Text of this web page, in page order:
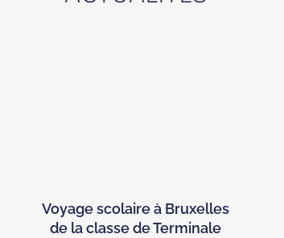
Voyage scolaire à Bruxelles
de la classe de Terminale